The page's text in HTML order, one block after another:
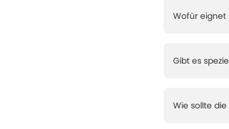
Wofür eignet
Gibt es
Wie sollte